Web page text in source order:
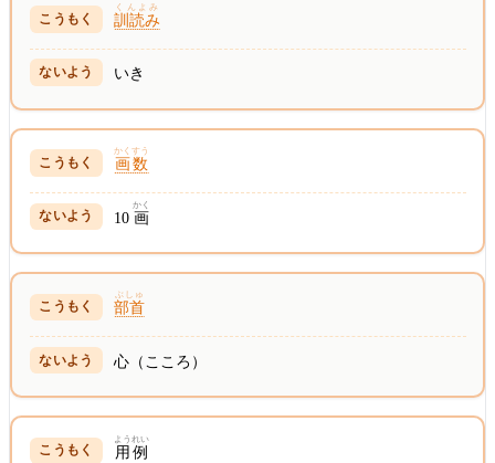
訓読み
くんよみ
いき
画数
かくすう
10画
かく
部首
ぶしゅ
心（こころ）
用例
ようれい